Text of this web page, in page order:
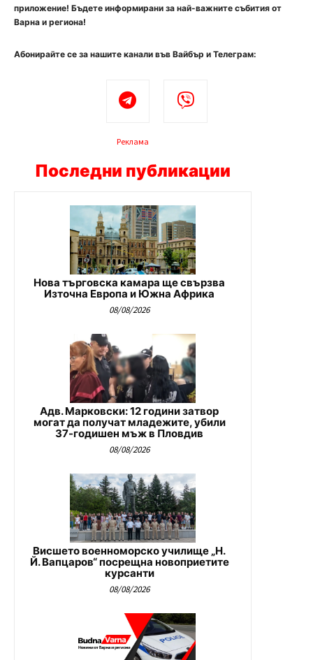
приложение! Бъдете информирани за най-важните събития от
Варна и региона!
Абонирайте се за нашите канали във Вайбър и Телеграм:
Реклама
Последни публикации
Нова търговска камара ще свързва
Източна Европа и Южна Африка
08/08/2026
Адв. Марковски: 12 години затвор
могат да получат младежите, убили
37-годишен мъж в Пловдив
08/08/2026
Висшето военноморско училище „Н.
Й. Вапцаров“ посрещна новоприетите
курсанти
08/08/2026